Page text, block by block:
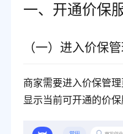
一、开通价保
（一）进入价保
商家需要进入价保管
显示当前可开通的价